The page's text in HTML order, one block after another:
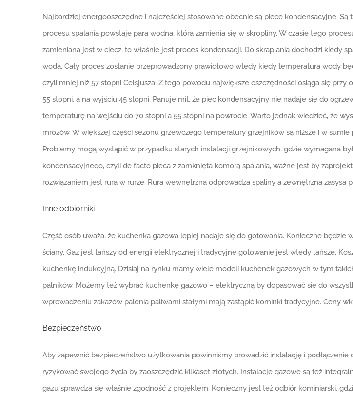
Najbardziej energooszczędne i najczęściej stosowane obecnie są piece kondensacyjne.
procesu spalania powstaje para wodna, która zamienia się w skropliny. W czasie tego
zamieniana jest w ciecz, to właśnie jest proces kondensacji. Do skraplania dochodzi kiedy
woda. Cały proces zostanie przeprowadzony prawidłowo wtedy kiedy temperatura wody
czyli mniej niż 57 stopni Celsjusza. Z tego powodu największe oszczędności osiąga się
55 stopni, a na wyjściu 45 stopni. Panuje mit, że piec kondensacyjny nie nadaje się do
temperaturę na wejściu do 70 stopni a 55 stopni na powrocie. Warto jednak wiedzieć, że
mrozów. W większej części sezonu grzewczego temperatury grzejników są niższe i w
Problemy mogą wystąpić w przypadku starych instalacji grzejnikowych, gdzie wymagana
kondensacyjnego, czyli de facto pieca z zamknięta komorą spalania, ważne jest by
rozwiązaniem jest rura w rurze. Rura wewnętrzna odprowadza spaliny a zewnętrzna zasysa
Inne odbiorniki
Część osób uważa, że kuchenka gazowa lepiej nadaje się do gotowania. Konieczne
ściany. Gaz jest tańszy od energii elektrycznej i tradycyjne gotowanie jest wtedy tańsze.
kuchenkę indukcyjną. Dzisiaj na rynku mamy wiele modeli kuchenek gazowych w tym
palników. Możemy też wybrać kuchenkę gazowo – elektryczną by dopasować się do
wprowadzeniu zakazów palenia paliwami stałymi mają zastąpić kominki tradycyjne. Ceny
Bezpieczeństwo
Aby zapewnić bezpieczeństwo użytkowania powinniśmy prowadzić instalację i
ryzykować swojego życia by zaoszczędzić kilkaset złotych. Instalacje gazowe są też
gazu sprawdza się właśnie zgodność z projektem. Konieczny jest też odbiór kominiarski,